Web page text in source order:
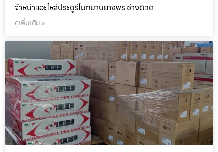
จำหน่ายอะไหล่ประตูรีโมทมาบยางพร ช่างติดต
ดูเพิ่มเติม »